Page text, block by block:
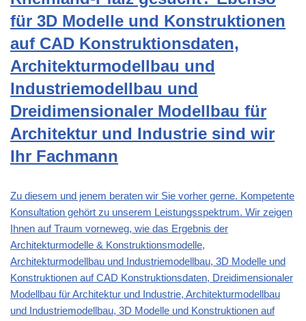
für 3D Modelle und Konstruktionen
auf CAD Konstruktionsdaten,
Architekturmodellbau und
Industriemodellbau und
Dreidimensionaler Modellbau für
Architektur und Industrie sind wir
Ihr Fachmann
Zu diesem und jenem beraten wir Sie vorher gerne. Kompetente
Konsultation gehört zu unserem Leistungsspektrum. Wir zeigen
Ihnen auf Traum vorneweg, wie das Ergebnis der
Architekturmodelle & Konstruktionsmodelle,
Architekturmodellbau und Industriemodellbau, 3D Modelle und
Konstruktionen auf CAD Konstruktionsdaten, Dreidimensionaler
Modellbau für Architektur und Industrie, Architekturmodellbau
und Industriemodellbau, 3D Modelle und Konstruktionen auf